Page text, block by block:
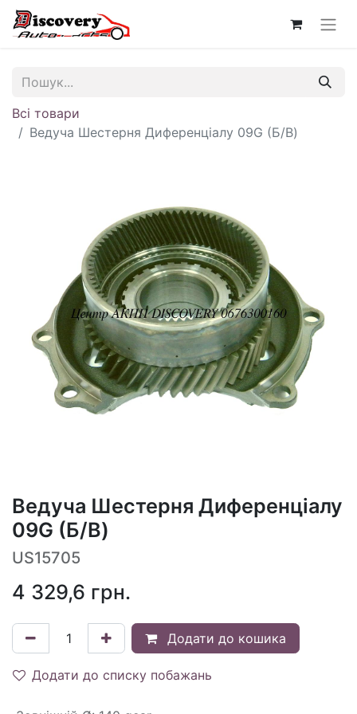
Всі товари
Ведуча Шестерня Диференціалу 09G (Б/В)
Ведуча Шестерня Диференціалу
09G (Б/В)
US15705
4 329,6 грн.
Додати до кошика
Додати до списку побажань